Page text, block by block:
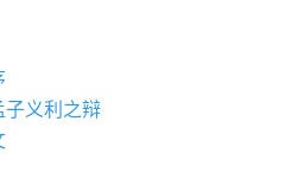
子义利之辩